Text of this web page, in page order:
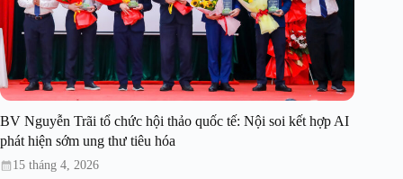
BV Nguyễn Trãi tổ chức hội thảo quốc tế: Nội soi kết hợp AI
phát hiện sớm ung thư tiêu hóa
15 tháng 4, 2026